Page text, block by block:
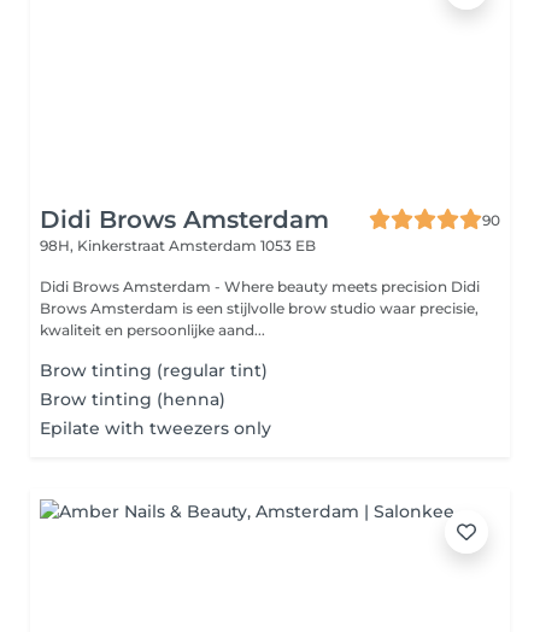
Didi Brows Amsterdam
90
98H, Kinkerstraat Amsterdam 1053 EB
Didi Brows Amsterdam - Where beauty meets precision Didi
Brows Amsterdam is een stijlvolle brow studio waar precisie,
kwaliteit en persoonlijke aand...
Brow tinting (regular tint)
Brow tinting (henna)
Epilate with tweezers only